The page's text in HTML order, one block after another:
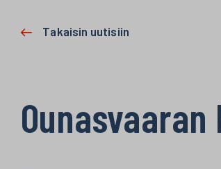
Takaisin uutisiin